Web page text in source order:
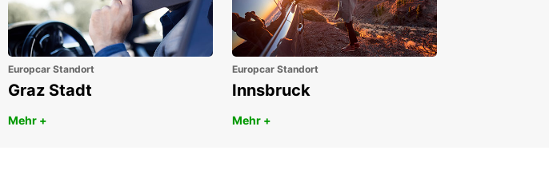
Europcar Standort
Graz Stadt
Mehr +
Europcar Standort
Innsbruck
Mehr +